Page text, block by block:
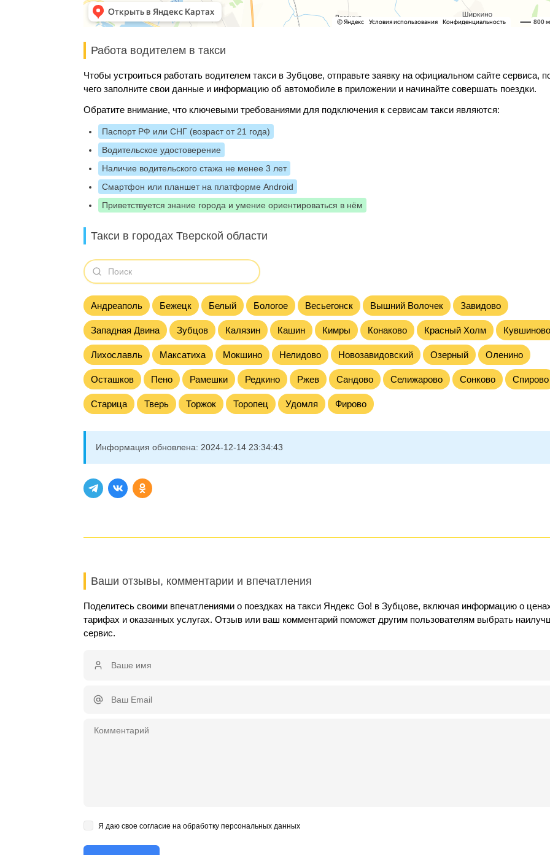
Работа водителем в такси
Чтобы устроиться работать водителем такси в Зубцове, отправьте заявку на официальном сайте сервиса,
чего заполните свои данные и информацию об автомобиле в приложении и начинайте совершать поездки.
Обратите внимание, что ключевыми требованиями для подключения к сервисам такси являются:
Паспорт РФ или СНГ (возраст от 21 года)
Водительское удостоверение
Наличие водительского стажа не менее 3 лет
Смартфон или планшет на платформе Android
Приветствуется знание города и умение ориентироваться в нём
Такси в городах Тверской области
Андреаполь Бежецк Белый Бологое Весьегонск Вышний Волочек Завидово
Западная Двина Зубцов Калязин Кашин Кимры Конаково Красный Холм Кувшиново
Лихославль Максатиха Мокшино Нелидово Новозавидовский Озерный Оленино
Осташков Пено Рамешки Редкино Ржев Сандово Селижарово Сонково Спирово
Старица Тверь Торжок Торопец Удомля Фирово
Информация обновлена: 2024-12-14 23:34:43
Ваши отзывы, комментарии и впечатления
Поделитесь своими впечатлениями о поездках на такси Яндекс Go! в Зубцове, включая информацию о
тарифах и оказанных услугах. Отзыв или ваш комментарий поможет другим пользователям выбрать
сервис.
Я даю свое согласие на обработку персональных данных